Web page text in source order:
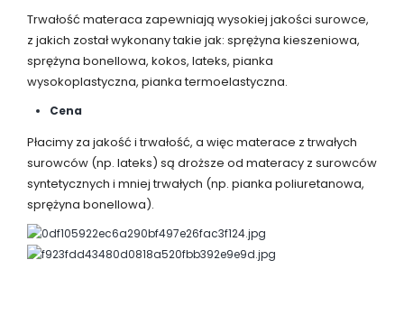
Trwałość materaca zapewniają wysokiej jakości surowce,
z jakich został wykonany takie jak: sprężyna kieszeniowa,
sprężyna bonellowa, kokos, lateks, pianka
wysokoplastyczna, pianka termoelastyczna.
Cena
Płacimy za jakość i trwałość, a więc materace z trwałych
surowców (np. lateks) są droższe od materacy z surowców
syntetycznych i mniej trwałych (np. pianka poliuretanowa,
sprężyna bonellowa).